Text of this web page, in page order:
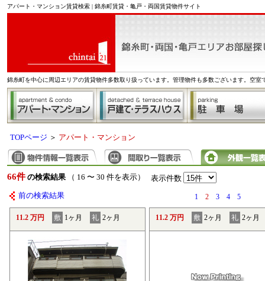
アパート・マンション賃貸検索 | 錦糸町賃貸・亀戸・両国賃貸物件サイト
錦糸町を中心に周辺エリアの賃貸物件多数取り扱っています。管理物件も多数ございます。空
TOPページ ＞ アパート・マンション
66件 の検索結果 （ 16 〜 30 件を表示） 表示件数
前の検索結果 1 2 3 4 5
11.2 万円 敷 1ヶ月 礼 2ヶ月 11.2 万円 敷 2ヶ月 礼 2ヶ月